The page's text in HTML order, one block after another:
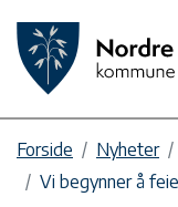
Forside Nyheter
Vi begynner å